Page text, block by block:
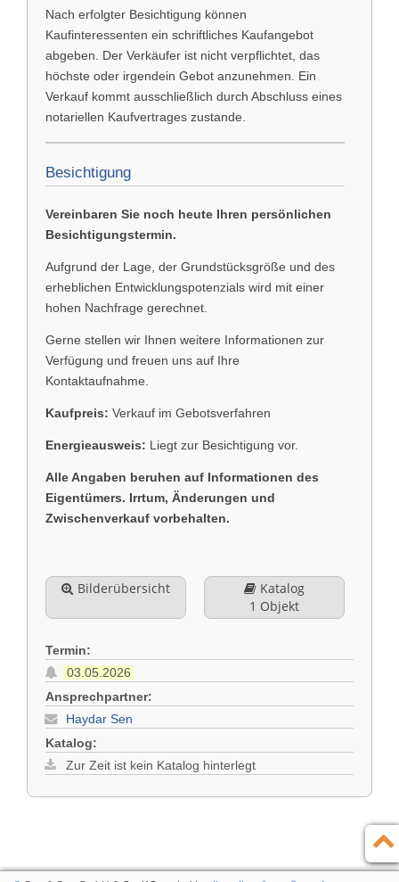
Nach erfolgter Besichtigung können
Kaufinteressenten ein schriftliches Kaufangebot
abgeben. Der Verkäufer ist nicht verpflichtet, das
höchste oder irgendein Gebot anzunehmen. Ein
Verkauf kommt ausschließlich durch Abschluss eines
notariellen Kaufvertrages zustande.
Besichtigung
Vereinbaren Sie noch heute Ihren persönlichen
Besichtigungstermin.
Aufgrund der Lage, der Grundstücksgröße und des
erheblichen Entwicklungspotenzials wird mit einer
hohen Nachfrage gerechnet.
Gerne stellen wir Ihnen weitere Informationen zur
Verfügung und freuen uns auf Ihre
Kontaktaufnahme.
Kaufpreis: Verkauf im Gebotsverfahren
Energieausweis: Liegt zur Besichtigung vor.
Alle Angaben beruhen auf Informationen des
Eigentümers. Irrtum, Änderungen und
Zwischenverkauf vorbehalten.
Bilderübersicht
Katalog
1 Objekt
Termin:
03.05.2026
Ansprechpartner:
Haydar Sen
Katalog:
Zur Zeit ist kein Katalog hinterlegt